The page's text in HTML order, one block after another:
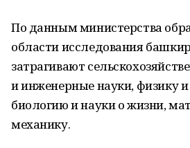
По данным министерства
области исследования
затрагивают
и инженерные науки, физику
биологию и науки о жизни,
механику.